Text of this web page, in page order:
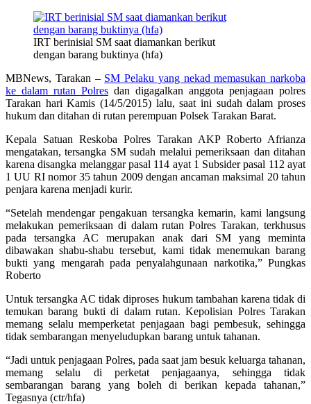
IRT berinisial SM saat diamankan berikut
dengan barang buktinya (hfa)
MBNews, Tarakan – SM Pelaku yang nekad memasukan narkoba
ke dalam rutan Polres dan digagalkan anggota penjagaan polres
Tarakan hari Kamis (14/5/2015) lalu, saat ini sudah dalam proses
hukum dan ditahan di rutan perempuan Polsek Tarakan Barat.
Kepala Satuan Reskoba Polres Tarakan AKP Roberto Afrianza
mengatakan, tersangka SM sudah melalui pemeriksaan dan ditahan
karena disangka melanggar pasal 114 ayat 1 Subsider pasal 112 ayat
1 UU RI nomor 35 tahun 2009 dengan ancaman maksimal 20 tahun
penjara karena menjadi kurir.
“Setelah mendengar pengakuan tersangka kemarin, kami langsung
melakukan pemeriksaan di dalam rutan Polres Tarakan, terkhusus
pada tersangka AC merupakan anak dari SM yang meminta
dibawakan shabu-shabu tersebut, kami tidak menemukan barang
bukti yang mengarah pada penyalahgunaan narkotika,” Pungkas
Roberto
Untuk tersangka AC tidak diproses hukum tambahan karena tidak di
temukan barang bukti di dalam rutan. Kepolisian Polres Tarakan
memang selalu memperketat penjagaan bagi pembesuk, sehingga
tidak sembarangan menyeludupkan barang untuk tahanan.
“Jadi untuk penjagaan Polres, pada saat jam besuk keluarga tahanan,
memang selalu di perketat penjagaanya, sehingga tidak
sembarangan barang yang boleh di berikan kepada tahanan,”
Tegasnya (ctr/hfa)